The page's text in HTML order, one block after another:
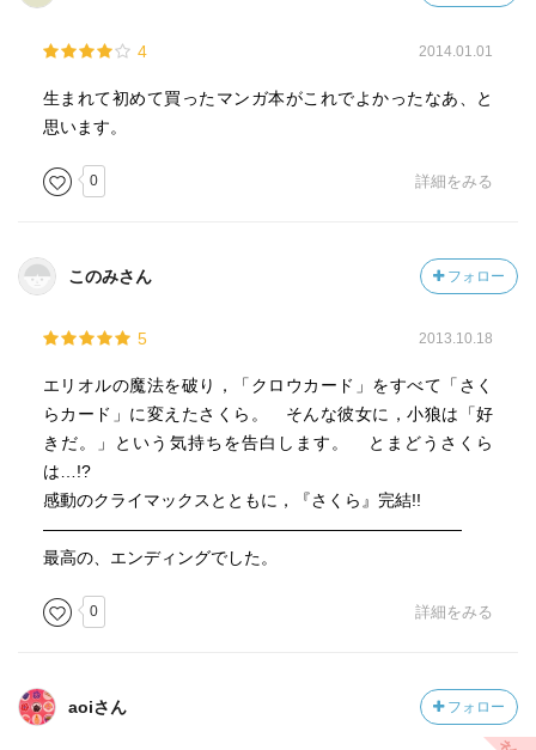
4 2014.01.01
生まれて初めて買ったマンガ本がこれでよかったなあ、と
思います。
0 詳細をみる
このみさん フォロー
5 2013.10.18
エリオルの魔法を破り，「クロウカード」をすべて「さく
らカード」に変えたさくら。 そんな彼女に，小狼は「好
きだ。」という気持ちを告白します。 とまどうさくら
は…!?
感動のクライマックスとともに，『さくら』完結!!
―――――――――――――――――――――――――
最高の、エンディングでした。
0 詳細をみる
aoiさん フォロー